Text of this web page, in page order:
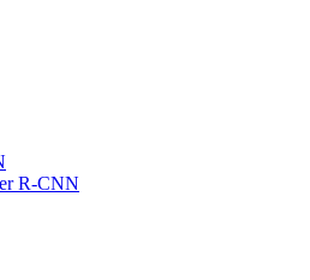
R-CNN